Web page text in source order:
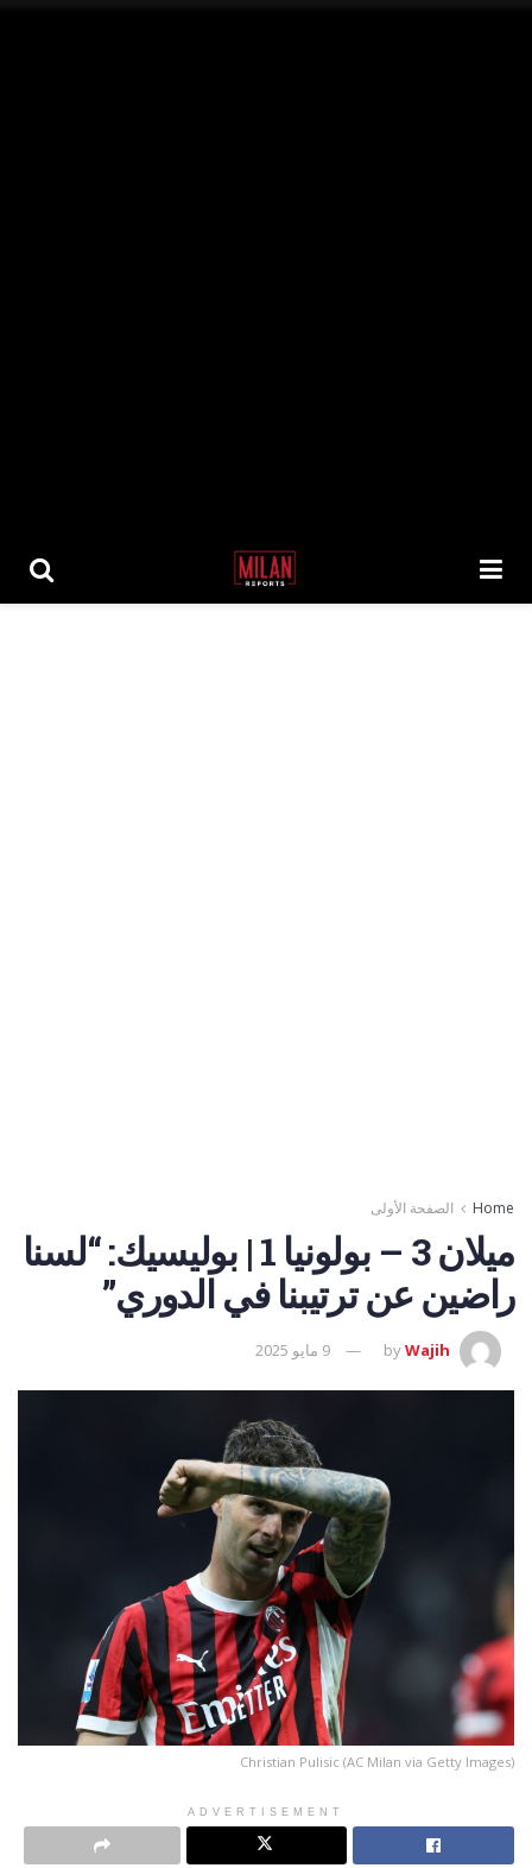
Home الصفحة الأولى
ميلان 3 – بولونيا 1 | بوليسيك: “لسنا
راضين عن ترتيبنا في الدوري”
byWajih 9 مايو 2025
Christian Pulisic (AC Milan via Getty Images)
ADVERTISEMENT